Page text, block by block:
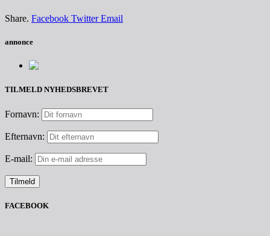
Share. Facebook Twitter Email
annonce
TILMELD NYHEDSBREVET
Fornavn:
Efternavn:
E-mail:
FACEBOOK